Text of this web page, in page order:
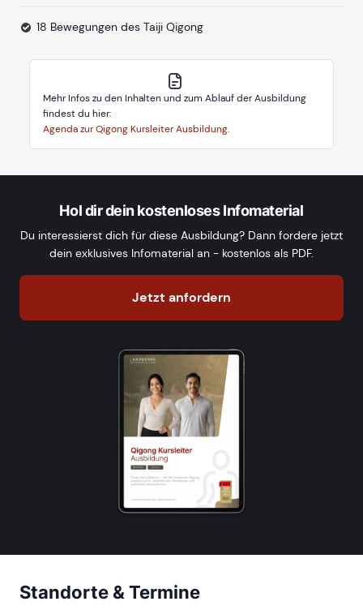
18 Bewegungen des Taiji Qigong
Mehr Infos zu den Inhalten und zum Ablauf der Ausbildung
findest du hier:
Agenda zur Qigong Kursleiter Ausbildung.
Hol dir dein kostenloses Infomaterial
Du interessierst dich für diese Ausbildung? Dann fordere jetzt
dein exklusives Infomaterial an - kostenlos als PDF.
Jetzt anfordern
Standorte & Termine